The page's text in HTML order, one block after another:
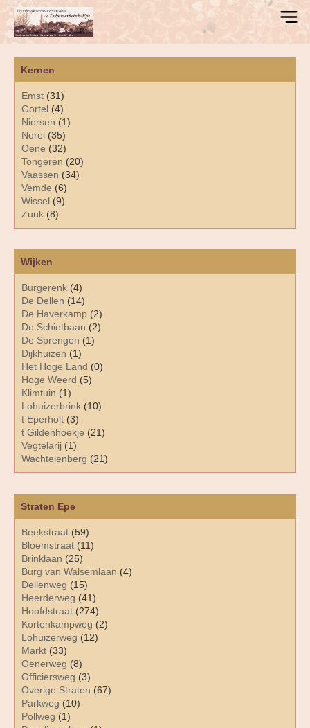
Kernen
Emst (31)
Gortel (4)
Niersen (1)
Norel (35)
Oene (32)
Tongeren (20)
Vaassen (34)
Vemde (6)
Wissel (9)
Zuuk (8)
Straten Epe
Beekstraat (59)
Bloemstraat (11)
Brinklaan (25)
Burg van Walsemlaan (4)
Dellenweg (15)
Heerderweg (41)
Hoofdstraat (274)
Kortenkampweg (2)
Lohuizerweg (12)
Markt (33)
Oenerweg (8)
Officiersweg (3)
Overige Straten (67)
Parkweg (10)
Pollweg (1)
Wijken
Burgerenk (4)
De Dellen (14)
De Haverkamp (2)
De Schietbaan (2)
De Sprengen (1)
Dijkhuizen (1)
Het Hoge Land (0)
Hoge Weerd (5)
Klimtuin (1)
Lohuizerbrink (10)
t Eperholt (3)
t Gildenhoekje (21)
Vegtelarij (1)
Wachtelenberg (21)